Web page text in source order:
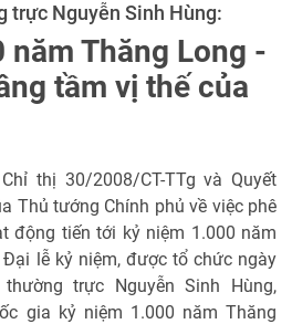
trực Nguyễn Sinh Hùng:
năm Thăng Long -
tầm vị thế của
thị 30/2008/CT-TTg và Quyết
Thủ tướng Chính phủ về việc phê
động tiến tới kỷ niệm 1.000 năm
lễ kỷ niệm, được tổ chức ngày
trực Nguyễn Sinh Hùng,
gia kỷ niệm 1.000 năm Thăng